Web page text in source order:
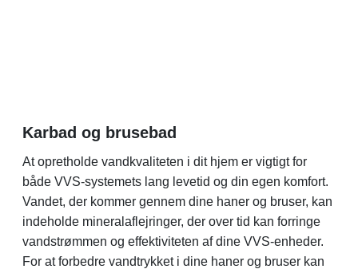
Karbad og brusebad
At opretholde vandkvaliteten i dit hjem er vigtigt for
både VVS-systemets lang levetid og din egen komfort.
Vandet, der kommer gennem dine haner og bruser, kan
indeholde mineralaflejringer, der over tid kan forringe
vandstrømmen og effektiviteten af dine VVS-enheder.
For at forbedre vandtrykket i dine haner og bruser kan